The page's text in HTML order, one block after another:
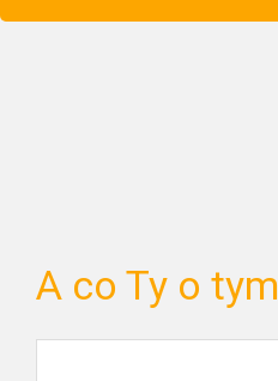
A co Ty o